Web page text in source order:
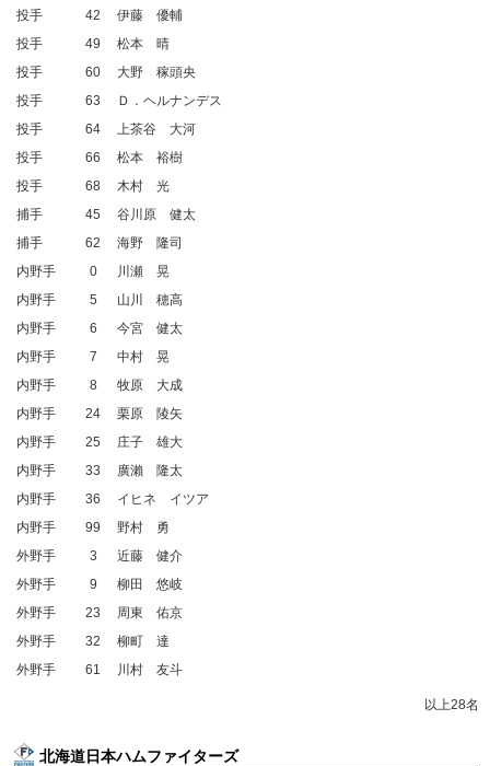
投手
42
伊藤 優輔
投手
49
松本 晴
投手
60
大野 稼頭央
投手
63
Ｄ．ヘルナンデス
投手
64
上茶谷 大河
投手
66
松本 裕樹
投手
68
木村 光
捕手
45
谷川原 健太
捕手
62
海野 隆司
内野手
0
川瀬 晃
内野手
5
山川 穂高
内野手
6
今宮 健太
内野手
7
中村 晃
内野手
8
牧原 大成
内野手
24
栗原 陵矢
内野手
25
庄子 雄大
内野手
33
廣瀨 隆太
内野手
36
イヒネ イツア
内野手
99
野村 勇
外野手
3
近藤 健介
外野手
9
柳田 悠岐
外野手
23
周東 佑京
外野手
32
柳町 達
外野手
61 川村 友斗
以上28名
北海道日本ハムファイターズ